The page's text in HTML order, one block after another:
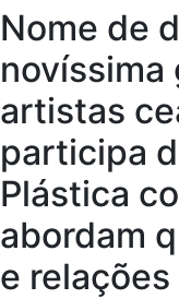
Nome de
novíssima
artistas
participa
Plástica
abordam
e